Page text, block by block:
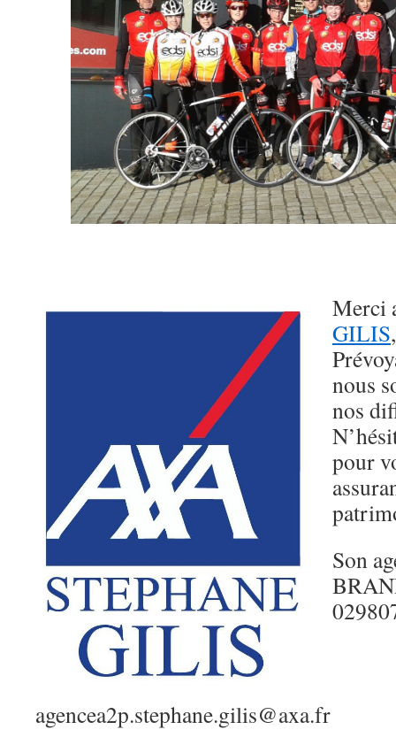
Merci
GILIS
nous
nos
pour
Son
agencea2p.stephane.gilis@axa.fr